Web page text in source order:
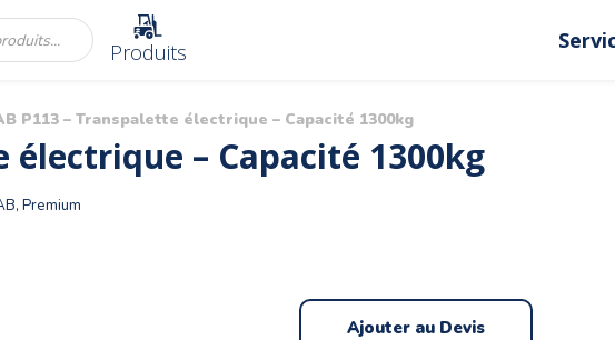
Produits
P113 – Transpalette électrique – Capacité 1300kg
électrique – Capacité 1300kg
, Premium
Ajouter au Devis